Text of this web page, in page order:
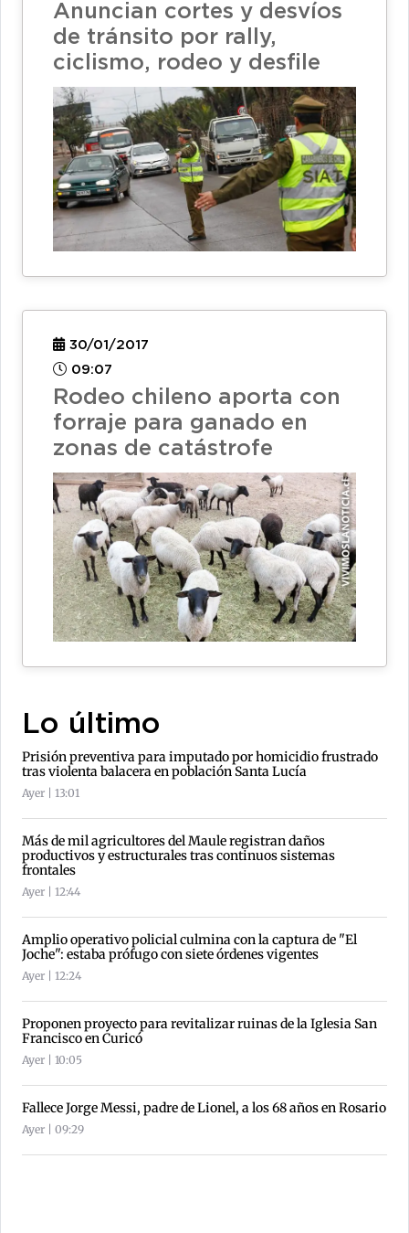
Anuncian cortes y desvíos
de tránsito por rally,
ciclismo, rodeo y desfile
30/01/2017
09:07
Rodeo chileno aporta con
forraje para ganado en
zonas de catástrofe
Lo último
Prisión preventiva para imputado por homicidio frustrado
tras violenta balacera en población Santa Lucía
Ayer | 13:01
Más de mil agricultores del Maule registran daños
productivos y estructurales tras continuos sistemas
frontales
Ayer | 12:44
Amplio operativo policial culmina con la captura de "El
Joche": estaba prófugo con siete órdenes vigentes
Ayer | 12:24
Proponen proyecto para revitalizar ruinas de la Iglesia San
Francisco en Curicó
Ayer | 10:05
Fallece Jorge Messi, padre de Lionel, a los 68 años en Rosario
Ayer | 09:29